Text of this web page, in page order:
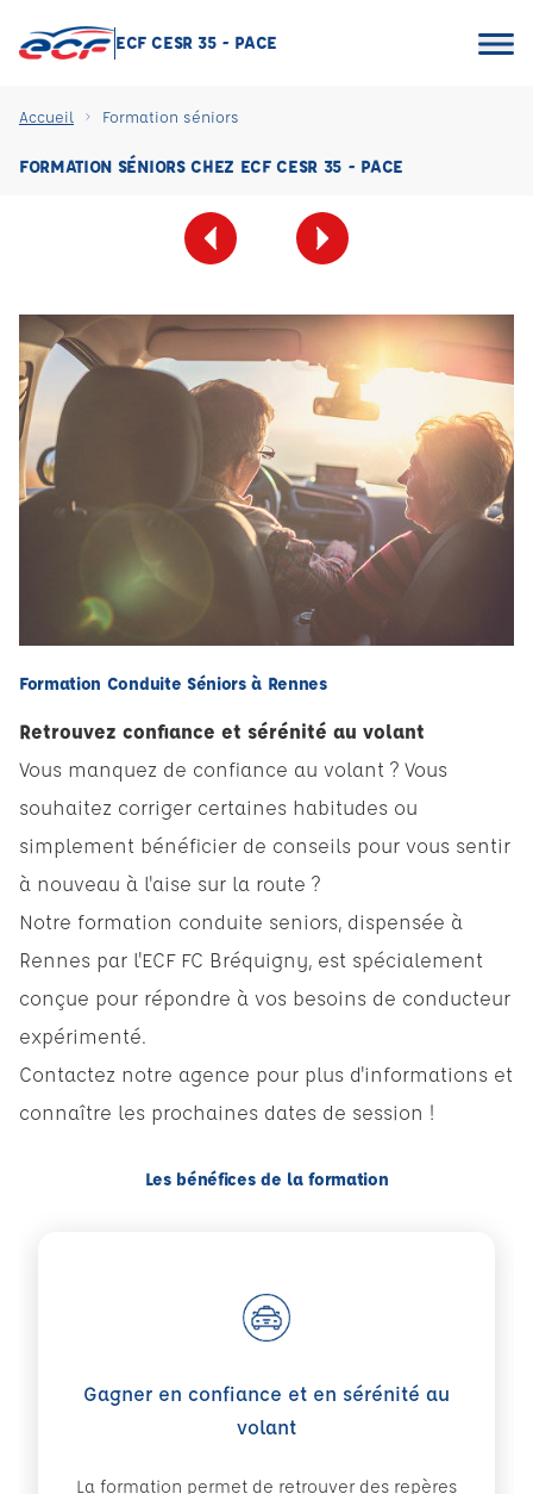
ECF CESR 35 - PACE
Accueil Formation séniors
FORMATION SÉNIORS CHEZ ECF CESR 35 - PACE
Formation Conduite Séniors à Rennes
Retrouvez confiance et sérénité au volant
Vous manquez de confiance au volant ? Vous
souhaitez corriger certaines habitudes ou
simplement bénéficier de conseils pour vous sentir
à nouveau à l'aise sur la route ?
Notre formation conduite seniors, dispensée à
Rennes par l'ECF FC Bréquigny, est spécialement
conçue pour répondre à vos besoins de conducteur
expérimenté.
Contactez notre agence pour plus d'informations et
connaître les prochaines dates de session !
Les bénéfices de la formation
Gagner en confiance et en sérénité au
volant
La formation permet de retrouver des repères